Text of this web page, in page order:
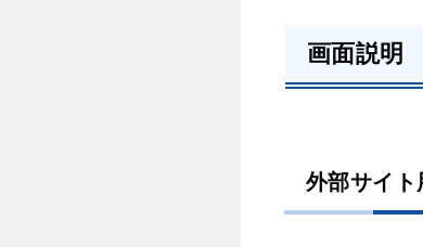
画面説明
外部サイト